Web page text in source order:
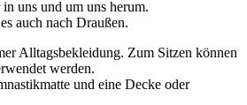
uns und um uns herum.
auch nach Draußen.
Alltagsbekleidung. Zum Sitzen können
werden.
und eine Decke oder